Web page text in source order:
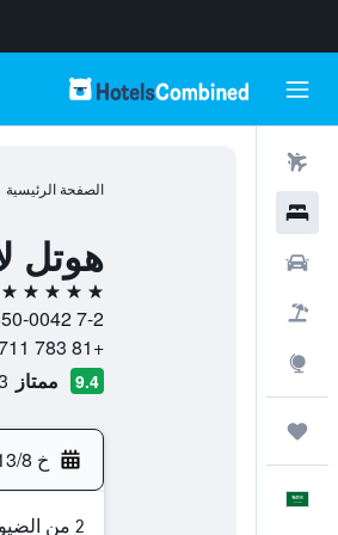
الصفحة الرئيسية
هوتل
5 نجوم
7-2 Hatoba-Cho, 650-0042, كوبي, محافظة هيوغو, اليابان
+81 783 711 111
9.4 ممتاز
خ 13/8
2 من الضيوف، غرفة واحدة